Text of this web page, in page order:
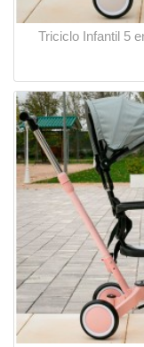
Triciclo Infantil 5